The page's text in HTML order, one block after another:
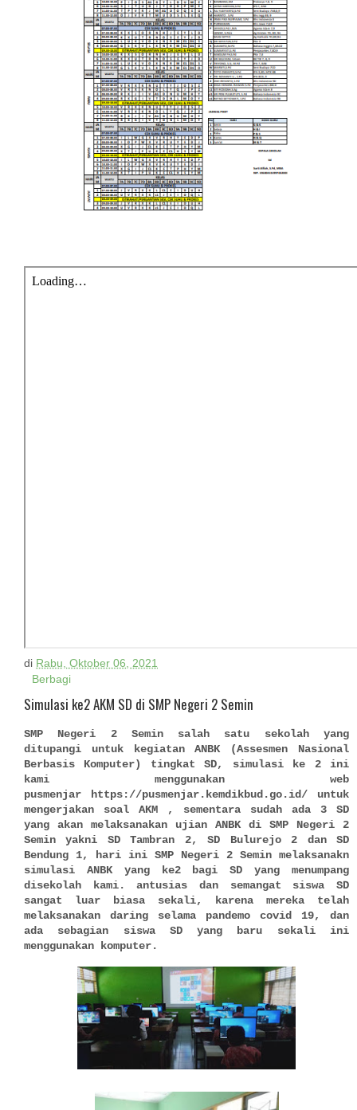
di Rabu, Oktober 06, 2021
Berbagi
Simulasi ke2 AKM SD di SMP Negeri 2 Semin
SMP Negeri 2 Semin salah satu sekolah yang
ditupangi untuk kegiatan ANBK (Assesmen Nasional
Berbasis Komputer) tingkat SD, simulasi ke 2 ini
kami menggunakan web
pusmenjar https://pusmenjar.kemdikbud.go.id/ untuk
mengerjakan soal AKM , sementara sudah ada 3 SD
yang akan melaksanakan ujian ANBK di SMP Negeri 2
Semin yakni SD Tambran 2, SD Bulurejo 2 dan SD
Bendung 1, hari ini SMP Negeri 2 Semin melaksanakn
simulasi ANBK yang ke2 bagi SD yang menumpang
disekolah kami. antusias dan semangat siswa SD
sangat luar biasa sekali, karena mereka telah
melaksanakan daring selama pandemo covid 19, dan
ada sebagian siswa SD yang baru sekali ini
menggunakan komputer.